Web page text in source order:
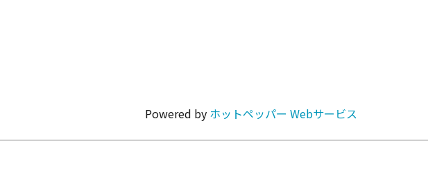
カラオケ・パーティ
Powered by ホットペッパー Webサービス